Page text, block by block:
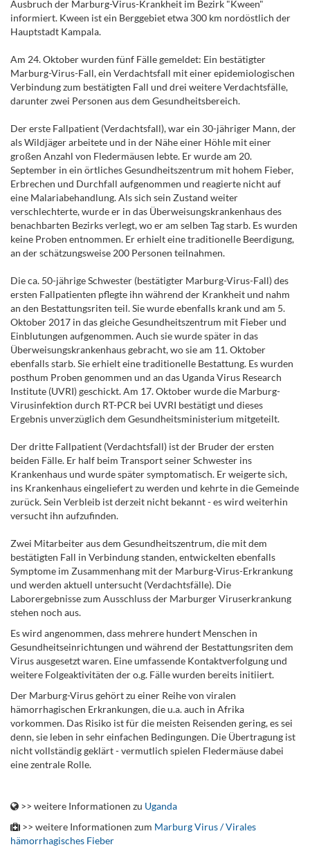
Ausbruch der Marburg-Virus-Krankheit im Bezirk "Kween"
informiert. Kween ist ein Berggebiet etwa 300 km nordöstlich der
Hauptstadt Kampala.
Am 24. Oktober wurden fünf Fälle gemeldet: Ein bestätigter
Marburg-Virus-Fall, ein Verdachtsfall mit einer epidemiologischen
Verbindung zum bestätigten Fall und drei weitere Verdachtsfälle,
darunter zwei Personen aus dem Gesundheitsbereich.
Der erste Fallpatient (Verdachtsfall), war ein 30-jähriger Mann, der
als Wildjäger arbeitete und in der Nähe einer Höhle mit einer
großen Anzahl von Fledermäusen lebte. Er wurde am 20.
September in ein örtliches Gesundheitszentrum mit hohem Fieber,
Erbrechen und Durchfall aufgenommen und reagierte nicht auf
eine Malariabehandlung. Als sich sein Zustand weiter
verschlechterte, wurde er in das Überweisungskrankenhaus des
benachbarten Bezirks verlegt, wo er am selben Tag starb. Es wurden
keine Proben entnommen. Er erhielt eine traditionelle Beerdigung,
an der schätzungsweise 200 Personen teilnahmen.
Die ca. 50-jährige Schwester (bestätigter Marburg-Virus-Fall) des
ersten Fallpatienten pflegte ihn während der Krankheit und nahm
an den Bestattungsriten teil. Sie wurde ebenfalls krank und am 5.
Oktober 2017 in das gleiche Gesundheitszentrum mit Fieber und
Einblutungen aufgenommen. Auch sie wurde später in das
Überweisungskrankenhaus gebracht, wo sie am 11. Oktober
ebenfalls starb. Sie erhielt eine traditionelle Bestattung. Es wurden
posthum Proben genommen und an das Uganda Virus Research
Institute (UVRI) geschickt. Am 17. Oktober wurde die Marburg-
Virusinfektion durch RT-PCR bei UVRI bestätigt und dieses
Ergebnis unverzüglich dem Gesundheitsministerium mitgeteilt.
Der dritte Fallpatient (Verdachtsfall) ist der Bruder der ersten
beiden Fälle. Er half beim Transport seiner Schwester ins
Krankenhaus und wurde später symptomatisch. Er weigerte sich,
ins Krankenhaus eingeliefert zu werden und kehrte in die Gemeinde
zurück. Sein Verbleib ist derzeit nicht bekannt - es wird weiterhin
versucht ihn aufzufinden.
Zwei Mitarbeiter aus dem Gesundheitszentrum, die mit dem
bestätigten Fall in Verbindung standen, entwickelten ebenfalls
Symptome im Zusammenhang mit der Marburg-Virus-Erkrankung
und werden aktuell untersucht (Verdachtsfälle). Die
Laborergebnisse zum Ausschluss der Marburger Viruserkrankung
stehen noch aus.
Es wird angenommen, dass mehrere hundert Menschen in
Gesundheitseinrichtungen und während der Bestattungsriten dem
Virus ausgesetzt waren. Eine umfassende Kontaktverfolgung und
weitere Folgeaktivitäten der o.g. Fälle wurden bereits initiiert.
Der Marburg-Virus gehört zu einer Reihe von viralen
hämorrhagischen Erkrankungen, die u.a. auch in Afrika
vorkommen. Das Risiko ist für die meisten Reisenden gering, es sei
denn, sie leben in sehr einfachen Bedingungen. Die Übertragung ist
nicht vollständig geklärt - vermutlich spielen Fledermäuse dabei
eine zentrale Rolle.
>> weitere Informationen zu Uganda
>> weitere Informationen zum Marburg Virus / Virales
hämorrhagisches Fieber